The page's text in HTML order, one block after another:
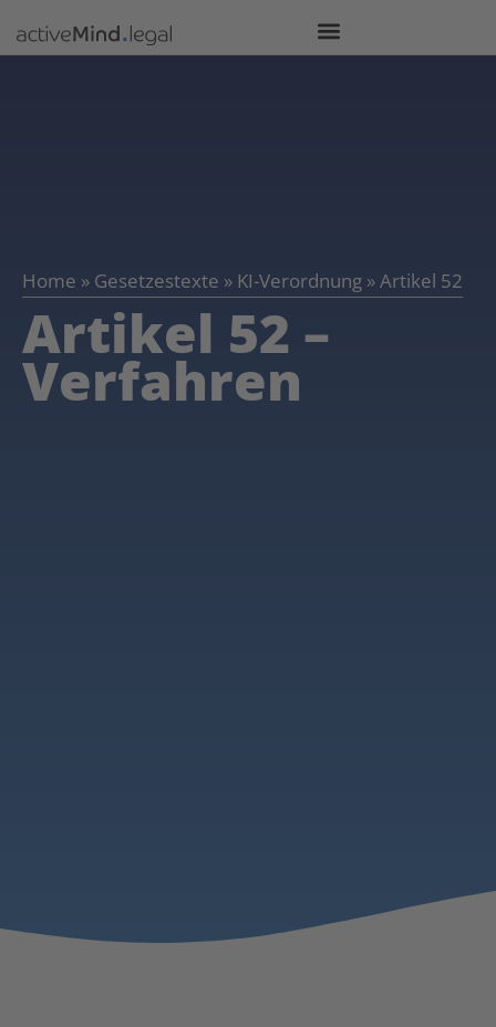
Home » Gesetzestexte » KI-Verordnung »Artikel 52
Artikel 52 –
Verfahren